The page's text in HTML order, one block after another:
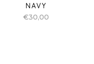
NAVY
€30,00